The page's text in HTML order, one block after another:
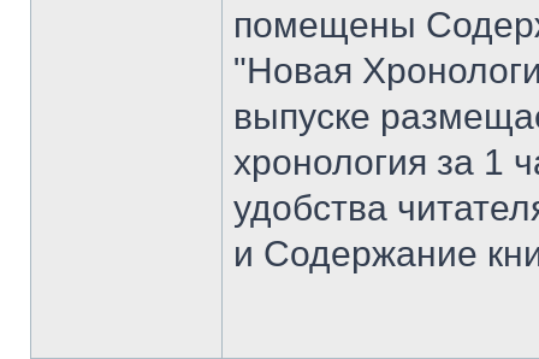
помещены
"Новая
выпуске
хронология за 1
удобства
и Содержание